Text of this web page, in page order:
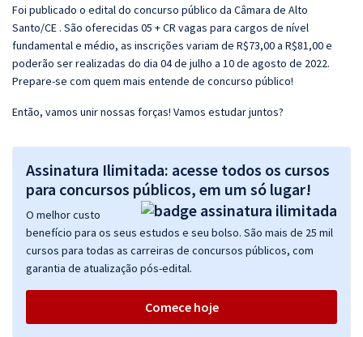
Foi publicado o edital do concurso público da Câmara de Alto
Santo/CE . São oferecidas 05 + CR vagas para cargos de nível
fundamental e médio, as inscrições variam de R$73,00 a R$81,00 e
poderão ser realizadas do dia 04 de julho a 10 de agosto de 2022.
Prepare-se com quem mais entende de concurso público!
Então, vamos unir nossas forças! Vamos estudar juntos?
Assinatura Ilimitada: acesse todos os cursos
para concursos públicos, em um só lugar!
O melhor custo
benefício para os seus estudos e seu bolso. São mais de 25 mil
cursos para todas as carreiras de concursos públicos, com
garantia de atualização pós-edital.
Comece hoje